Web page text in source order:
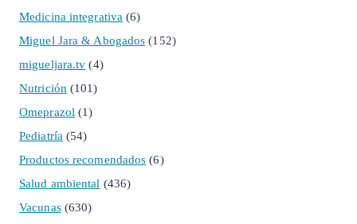
Medicina integrativa (6)
Miguel Jara & Abogados (152)
migueljara.tv (4)
Nutrición (101)
Omeprazol (1)
Pediatría (54)
Productos recomendados (6)
Salud ambiental (436)
Vacunas(630)